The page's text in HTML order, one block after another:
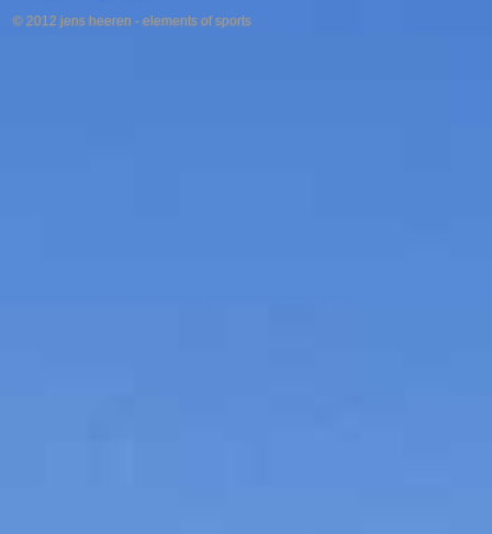
2012 jens heeren - elements of sports